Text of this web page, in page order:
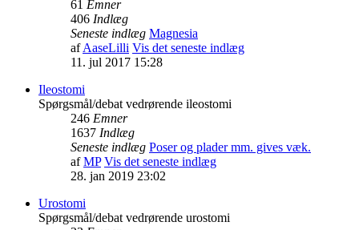
61 Emner
406 Indlæg
Seneste indlæg Magnesia
afAaseLilli Vis det seneste indlæg
11. jul 2017 15:28
Ileostomi
Spørgsmål/debat vedrørende ileostomi
246 Emner
1637 Indlæg
Seneste indlæg Poser og plader mm. gives væk.
afMP Vis det seneste indlæg
28. jan 2019 23:02
Urostomi
Spørgsmål/debat vedrørende urostomi